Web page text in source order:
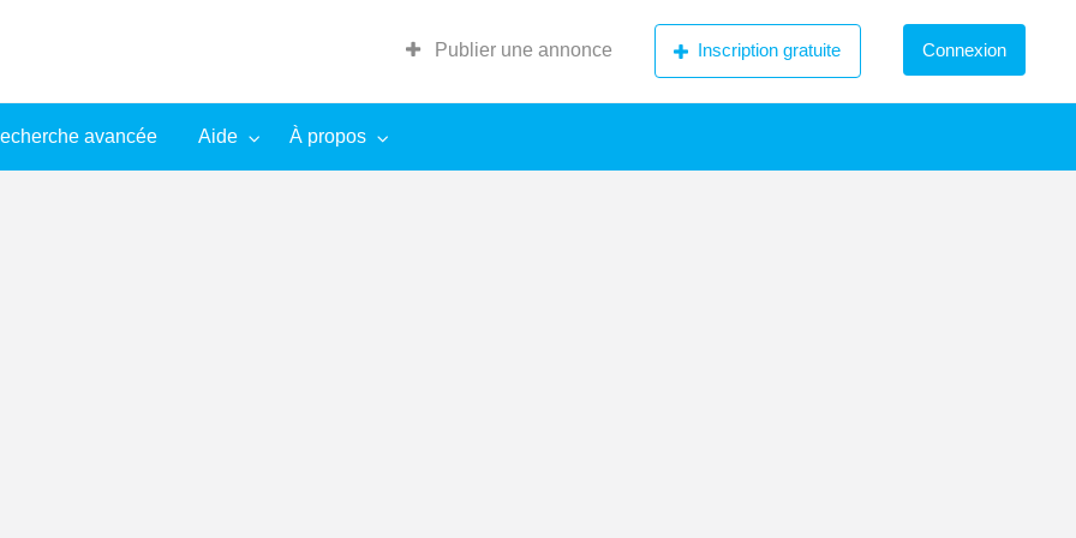
Publier une annonce Inscription gratuite Connexion
avancée Aide À propos